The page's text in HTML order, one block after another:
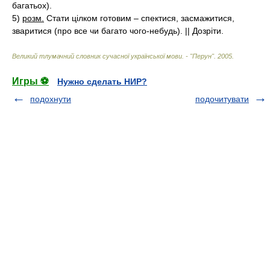
багатьох).
5) розм. Стати цілком готовим – спектися, засмажитися,
зваритися (про все чи багато чого-небудь). || Дозріти.
Великий тлумачний словник сучасної української мови. - "Перун". 2005
Игры ⚽
Нужно сделать НИР?
подохнути
подочитувати